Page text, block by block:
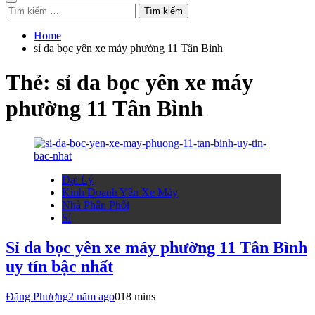
Tìm
kiếm
cho:
Home
sỉ da bọc yên xe máy phường 11 Tân Bình
Thẻ: sỉ da bọc yên xe máy
phường 11 Tân Bình
Đại Lý
Kinh Doanh Yên Xe Máy
Nhà Phân Phối
Sỉ
Sỉ da bọc yên xe máy phường 11 Tân Bình
uy tín bậc nhất
Đặng Phượng2 năm ago018 mins